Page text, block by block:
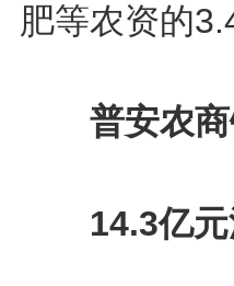
肥等农资的
普安农商
14.3亿元